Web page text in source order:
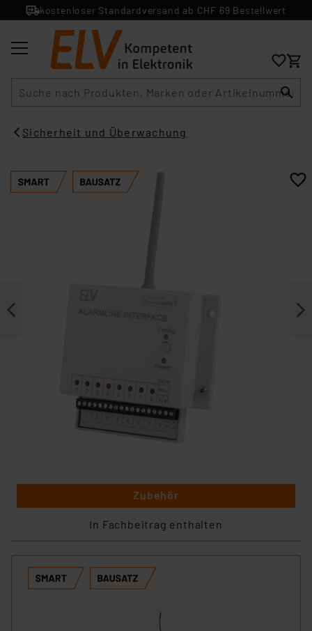
kostenloser Standardversand ab CHF 69 Bestellwert
Sicherheit und Überwachung
Zubehör
In Fachbeitrag enthalten